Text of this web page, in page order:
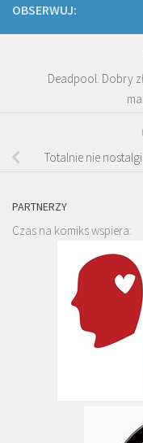
OBSERWUJ:
Deadpool. Dobry
Totalnie nie
PARTNERZY
Czas na komiks wspiera: